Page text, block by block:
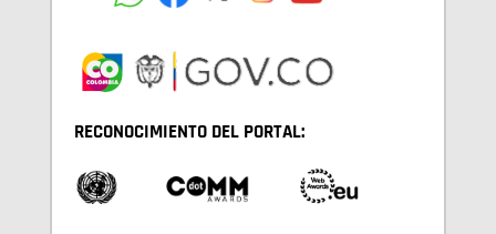
RECONOCIMIENTO DEL PORTAL: